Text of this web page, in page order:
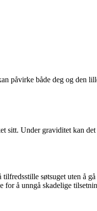
påvirke både deg og den
sitt. Under graviditet kan
søtsuget uten å
å unngå skadelige